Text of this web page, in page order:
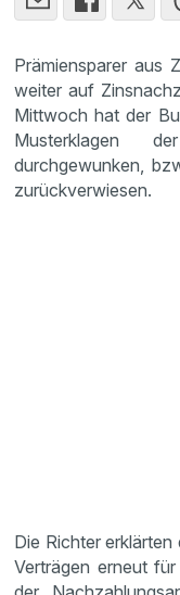
Prämiensparer aus
weiter auf
Mittwoch hat der
Musterklagen
durchgewunken,
zurückverwiesen.
Die Richter erklärten
Verträgen erneut